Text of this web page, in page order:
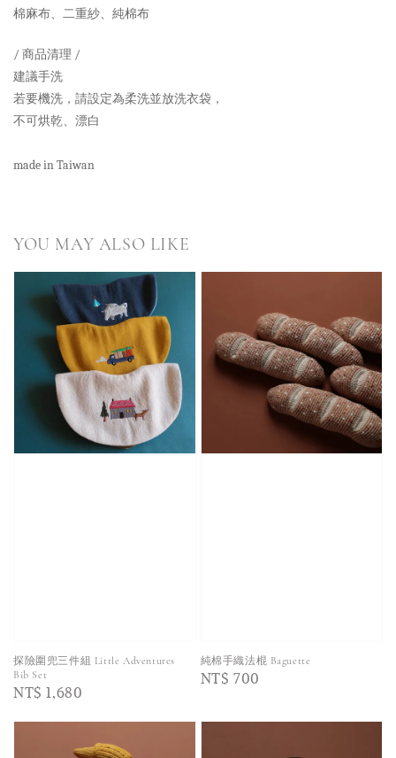
棉麻布、二重紗、純棉布
/ 商品清理 /
建議手洗
若要機洗，請設定為柔洗並放洗衣袋，
不可烘乾、漂白
made in Taiwan
YOU MAY ALSO LIKE
探險圍兜三件組 Little Adventures
Bib Set
Regular
NT$ 1,680
純棉手織法棍 Baguette
Regular
NT$ 700